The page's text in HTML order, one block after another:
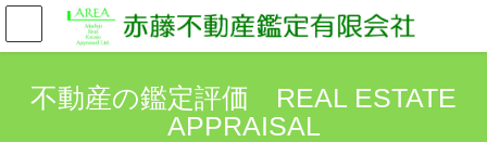
コ
テ
ナ
ゲ
不動産の鑑定評価 REAL ESTATE
APPRAISAL